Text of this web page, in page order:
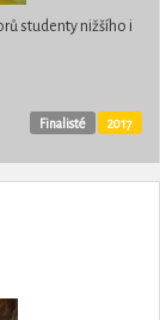
studenty nižšího i
2017
Finalisté